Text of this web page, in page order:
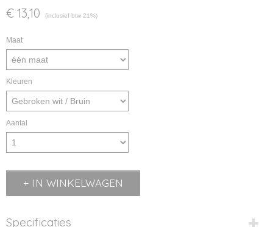
€ 13,10 (inclusief btw 21%)
Maat
Kleuren
Aantal
IN WINKELWAGEN
Specificaties